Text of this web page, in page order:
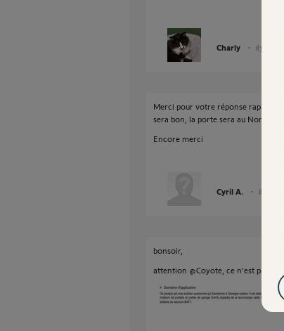
Charly il y a plus
Merci pour votre réponse rapide Le
sera bon, la porte sera au Nord, et
Encore merci
Cyril A. il y a
bonsoir,
attention @Coyote, ce n'est pas